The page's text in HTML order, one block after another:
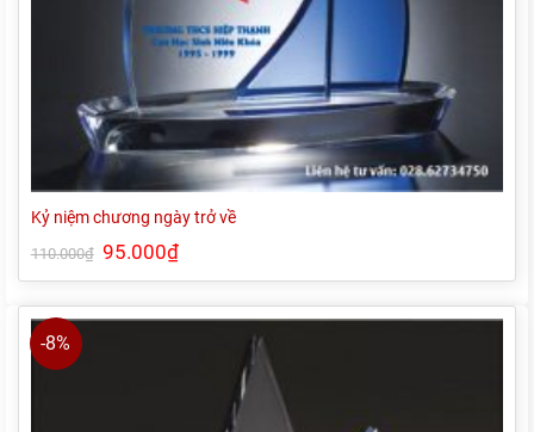
Kỷ niệm chương ngày trở về
110.000₫ Giá
gốc
là:
95.000₫Giá
hiện
tại
95.000₫.
-8%